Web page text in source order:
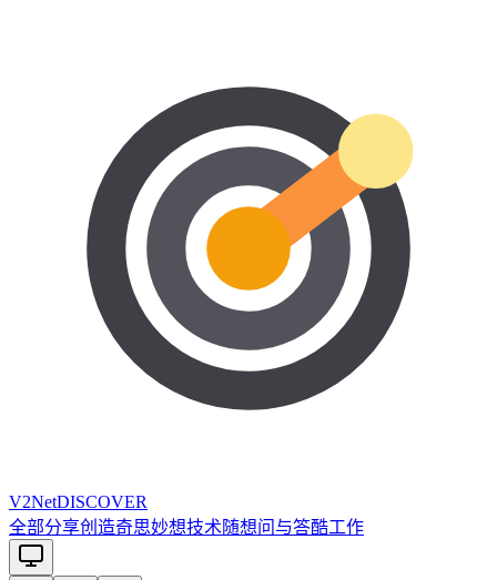
V2NetDISCOVER
全部分享创造奇思妙想技术随想问与答酷工作